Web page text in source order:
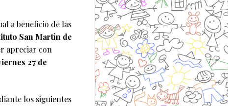
a beneficio de las
San Martín de
apreciar con
27 de
los siguientes